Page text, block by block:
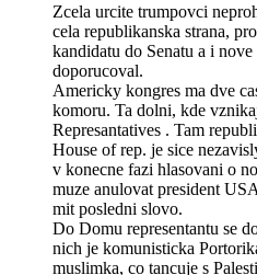
Zcela urcite trumpovci
cela republikanska strana,
kandidatu do Senatu a i
doporucoval.
Americky kongres ma dve
komoru. Ta dolni, kde
Represantatives . Tam
House of rep. je sice
v konecne fazi hlasovani o
muze anulovat president
mit posledni slovo.
Do Domu representantu se
nich je komunisticka
muslimka, co tancuje s